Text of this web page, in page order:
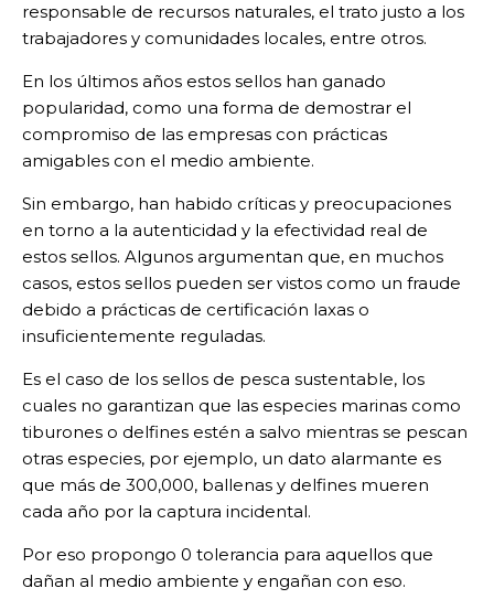
responsable de recursos naturales, el trato justo a los
trabajadores y comunidades locales, entre otros.
En los últimos años estos sellos han ganado
popularidad, como una forma de demostrar el
compromiso de las empresas con prácticas
amigables con el medio ambiente.
Sin embargo, han habido críticas y preocupaciones
en torno a la autenticidad y la efectividad real de
estos sellos. Algunos argumentan que, en muchos
casos, estos sellos pueden ser vistos como un fraude
debido a prácticas de certificación laxas o
insuficientemente reguladas.
Es el caso de los sellos de pesca sustentable, los
cuales no garantizan que las especies marinas como
tiburones o delfines estén a salvo mientras se pescan
otras especies, por ejemplo, un dato alarmante es
que más de 300,000, ballenas y delfines mueren
cada año por la captura incidental.
Por eso propongo 0 tolerancia para aquellos que
dañan al medio ambiente y engañan con eso.